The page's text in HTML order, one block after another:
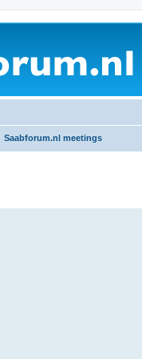
Saabforum.nl meetings